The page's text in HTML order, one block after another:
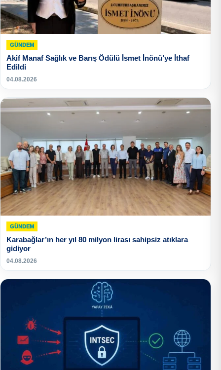
GÜNDEM
Akif Manaf Sağlık ve Barış Ödülü İsmet İnönü’ye İthaf
Edildi
04.08.2026
GÜNDEM
Karabağlar’ın her yıl 80 milyon lirası sahipsiz atıklara
gidiyor
04.08.2026